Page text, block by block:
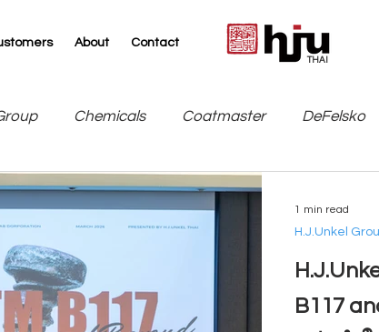
About Contact
THAI
Chemicals Coatmaster DeFelsko
RK Print SITA TQC Sheen / Industrial Physics
B117
H.J.Unkel
1 min read